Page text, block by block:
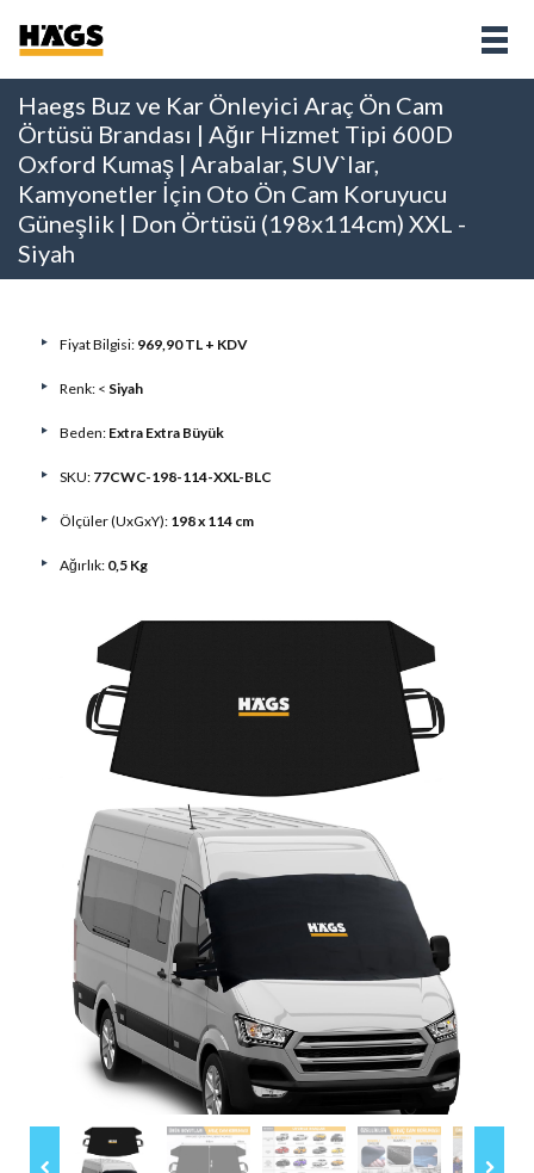
Haegs Buz ve Kar Önleyici Araç Ön Cam
Örtüsü Brandası | Ağır Hizmet Tipi 600D
Oxford Kumaş | Arabalar, SUV`lar,
Kamyonetler İçin Oto Ön Cam Koruyucu
Güneşlik | Don Örtüsü (198x114cm) XXL -
Siyah
Fiyat Bilgisi: 969,90 TL + KDV
Renk: < Siyah
Beden: Extra Extra Büyük
SKU: 77CWC-198-114-XXL-BLC
Ölçüler (UxGxY): 198 x 114 cm
Ağırlık: 0,5 Kg